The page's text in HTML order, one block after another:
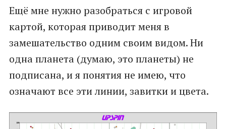
Ещё мне нужно разобраться с игровой
картой, которая приводит меня в
замешательство одним своим видом. Ни
одна планета (думаю, это планеты) не
подписана, и я понятия не имею, что
означают все эти линии, завитки и цвета.